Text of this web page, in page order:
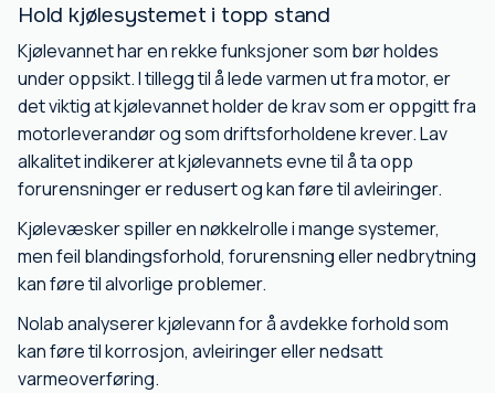
Hold kjølesystemet i topp stand
Kjølevannet har en rekke funksjoner som bør holdes
under oppsikt. I tillegg til å lede varmen ut fra motor, er
det viktig at kjølevannet holder de krav som er oppgitt fra
motorleverandør og som driftsforholdene krever. Lav
alkalitet indikerer at kjølevannets evne til å ta opp
forurensninger er redusert og kan føre til avleiringer.
Kjølevæsker spiller en nøkkelrolle i mange systemer,
men feil blandingsforhold, forurensning eller nedbrytning
kan føre til alvorlige problemer.
Nolab analyserer kjølevann for å avdekke forhold som
kan føre til korrosjon, avleiringer eller nedsatt
varmeoverføring.